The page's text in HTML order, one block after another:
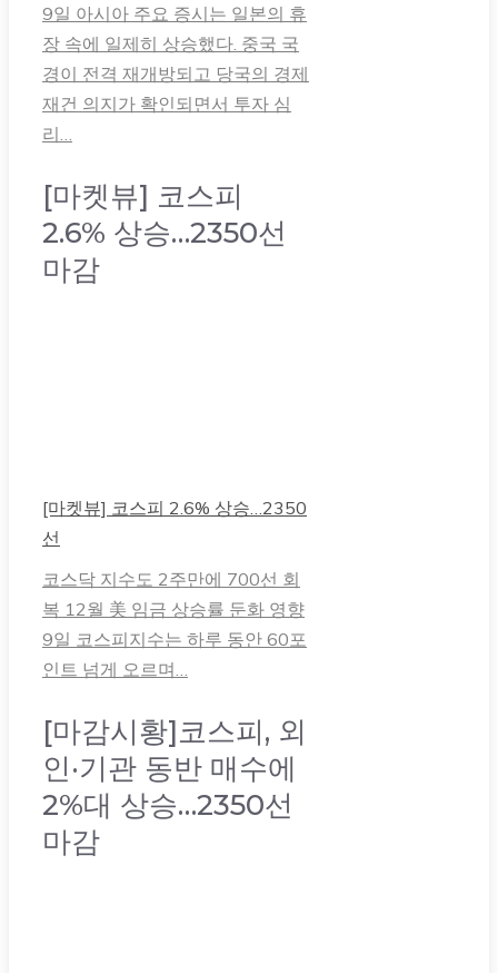
9일 아시아 주요 증시는 일본의 휴
장 속에 일제히 상승했다. 중국 국
경이 전격 재개방되고 당국의 경제
재건 의지가 확인되면서 투자 심
리…
[마켓뷰] 코스피
2.6% 상승…2350선
마감
[마켓뷰] 코스피 2.6% 상승…2350
선
코스닥 지수도 2주만에 700선 회
복 12월 美 임금 상승률 둔화 영향
9일 코스피지수는 하루 동안 60포
인트 넘게 오르며…
[마감시황]코스피, 외
인·기관 동반 매수에
2%대 상승…2350선
마감